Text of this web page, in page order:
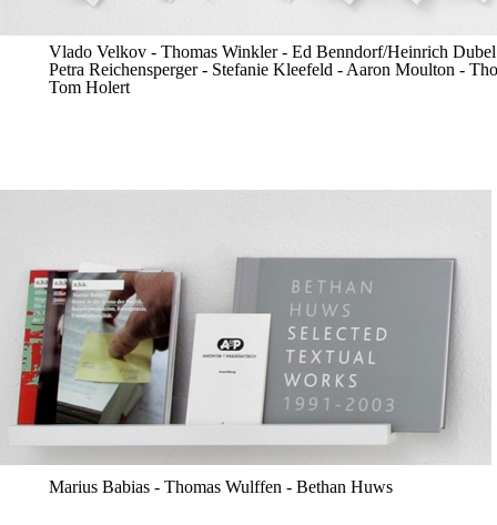
Marius Babias - Thomas Wulffen - Bethan Huws
Vlado Velkov - Thomas Winkler - Ed Benndorf/Heinrich
Petra Reichensperger - Stefanie Kleefeld - Aaron Moulton -
Tom Holert